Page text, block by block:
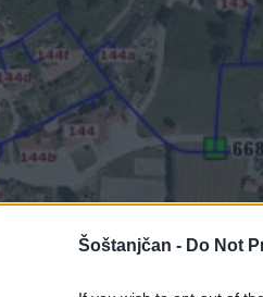
Šoštanjčan - Do Not